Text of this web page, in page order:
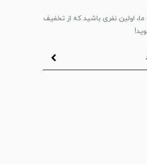
اولین نفری باشید که از تخفیف